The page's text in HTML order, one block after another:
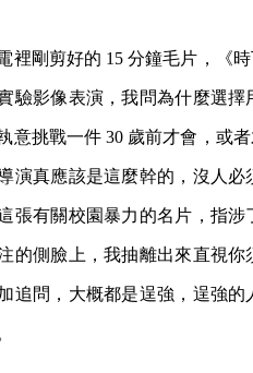
裡剛剪好的 15 分鐘毛片，《
驗影像表演，我問為什麼選
意挑戰一件 30 歲前才會，或
演真應該是這麼幹的，沒人
張有關校園暴力的名片，指
的側臉上，我抽離出來直視
追問，大概都是逞強，逞強